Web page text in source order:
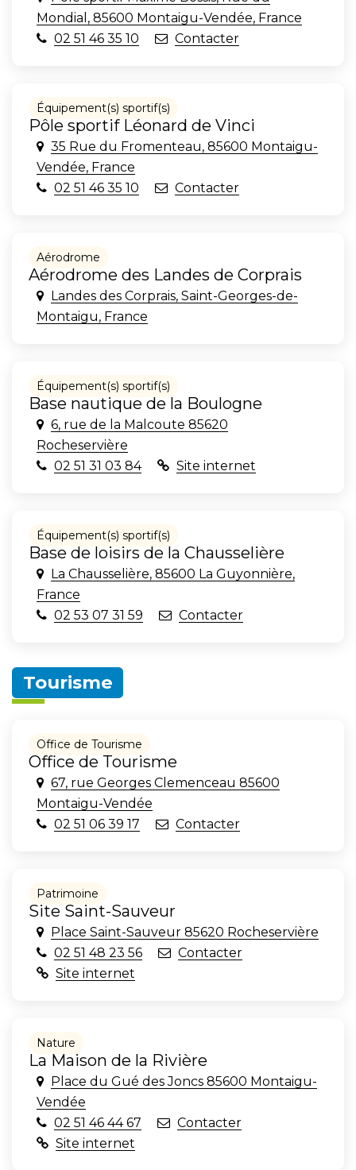
Mondial, 85600 Montaigu-Vendée, France
02 51 46 35 10
Contacter
Équipement(s) sportif(s)
Pôle sportif Léonard de Vinci
35 Rue du Fromenteau, 85600 Montaigu-
Vendée, France
02 51 46 35 10
Contacter
Aérodrome
Aérodrome des Landes de Corprais
Landes des Corprais, Saint-Georges-de-
Montaigu, France
Équipement(s) sportif(s)
Base nautique de la Boulogne
6, rue de la Malcoute 85620
Rocheservière
02 51 31 03 84
Site internet
Équipement(s) sportif(s)
Base de loisirs de la Chausselière
La Chausselière, 85600 La Guyonnière,
France
02 53 07 31 59
Contacter
Tourisme
Office de Tourisme
Office de Tourisme
67, rue Georges Clemenceau 85600
Montaigu-Vendée
02 51 06 39 17
Contacter
Patrimoine
Site Saint-Sauveur
Place Saint-Sauveur 85620 Rocheservière
02 51 48 23 56
Contacter
Site internet
Nature
La Maison de la Rivière
Place du Gué des Joncs 85600 Montaigu-
Vendée
02 51 46 44 67
Contacter
Site internet